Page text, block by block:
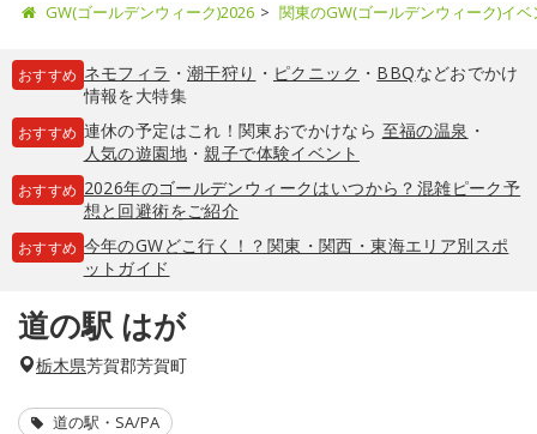
GW(ゴールデンウィーク)2026 関東のGW(ゴールデンウィーク)イ
おすすめ ネモフィラ ・ 潮干狩り ・ ピクニック ・ BBQなどおでかけ
情報を大特集
おすすめ 連休の予定はこれ！関東おでかけなら 至福の温泉 ・
人気の遊園地・親子で体験イベント
おすすめ 2026年のゴールデンウィークはいつから？混雑ピーク予
想と回避術をご紹介
おすすめ 今年のGWどこ行く！？関東・関西・東海エリア別スポ
ットガイド
道の駅 はが
栃木県芳賀郡芳賀町
道の駅・SA/PA